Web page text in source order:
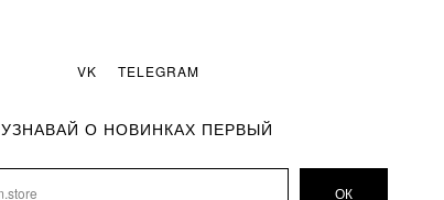
ОК
УЗНАВАЙ О НОВИНКАХ ПЕРВЫЙ
VK TELEGRAM